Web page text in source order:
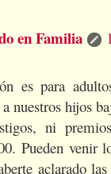
en Familia
es para
nuestros hijos
ni
Pueden venir
aclarado